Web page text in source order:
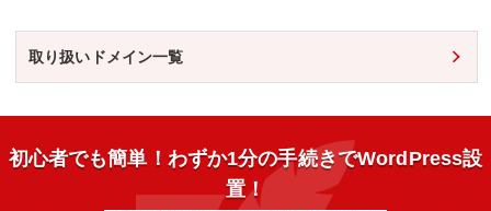
取り扱いドメイン一覧
初心者でも簡単！わずか1分の手続きでWordPress設
置！